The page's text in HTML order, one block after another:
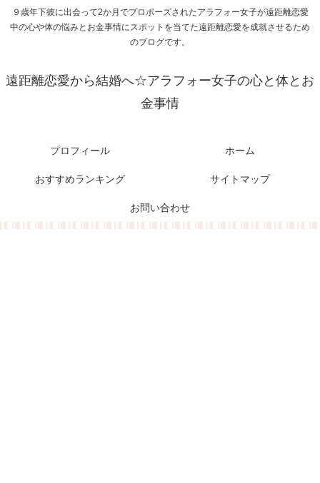
９歳年下彼に出会って2か月でプロポーズされたアラフォー女子が遠距離恋愛
中の心や体の悩みとお金事情にスポットを当てた遠距離恋愛を成就させるため
のブログです。
遠距離恋愛から結婚へ☆アラフォー女子の心と体とお
金事情
プロフィール ホーム
おすすめランキング サイトマップ
お問い合わせ